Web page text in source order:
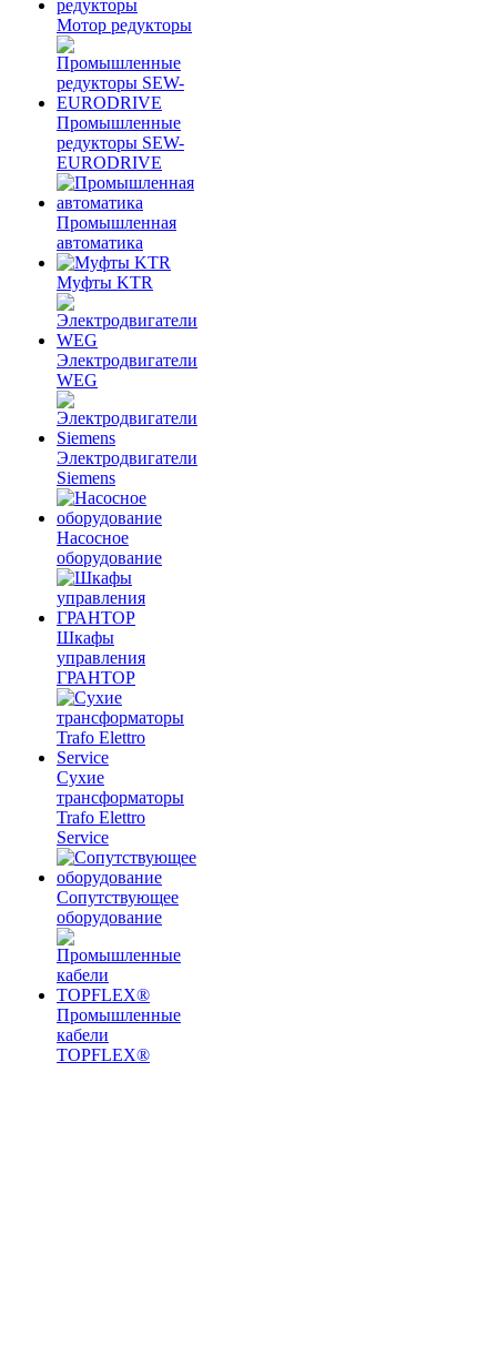
Мотор редукторы
Промышленные
редукторы SEW-
EURODRIVE
Промышленная
автоматика
Муфты KTR
Электродвигатели
WEG
Электродвигатели
Siemens
Насосное
оборудование
Шкафы
управления
ГРАНТОР
Сухие
трансформаторы
Trafo Elettro
Service
Сопутствующее
оборудование
Промышленные
кабели
TOPFLEX®